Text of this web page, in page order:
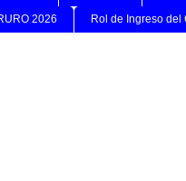
2026 Rol de Ingreso del